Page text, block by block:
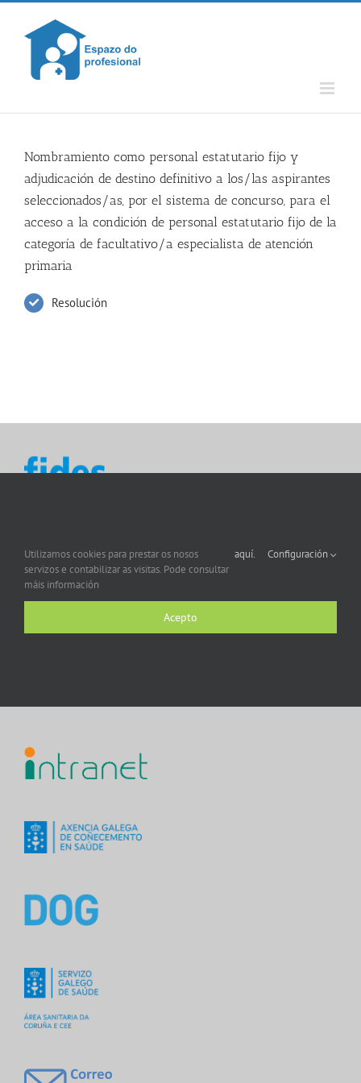
Skip
content
Nombramiento como personal estatutario fijo y
adjudicación de destino definitivo a los/las aspirantes
seleccionados/as, por el sistema de concurso, para el
acceso a la condición de personal estatutario fijo de la
categoría de facultativo/a especialista de atención
primaria
Resolución
Utilizamos cookies para prestar os nosos
servizos e contabilizar as visitas. Pode consultar
máis información
aquí. Configuración
Acepto